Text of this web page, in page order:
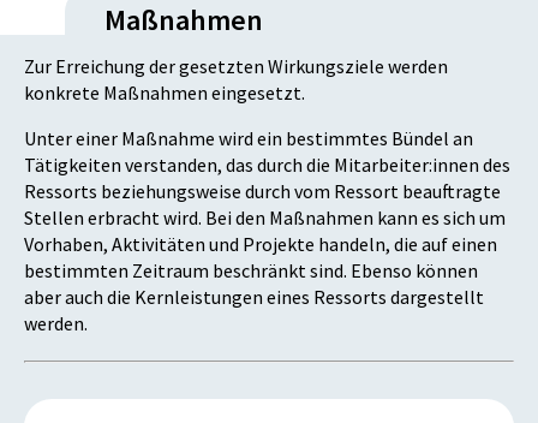
Maßnahmen
Zur Erreichung der gesetzten Wirkungsziele werden
konkrete Maßnahmen eingesetzt.
Unter einer Maßnahme wird ein bestimmtes Bündel an
Tätigkeiten verstanden, das durch die Mitarbeiter:innen des
Ressorts beziehungsweise durch vom Ressort beauftragte
Stellen erbracht wird. Bei den Maßnahmen kann es sich um
Vorhaben, Aktivitäten und Projekte handeln, die auf einen
bestimmten Zeitraum beschränkt sind. Ebenso können
aber auch die Kernleistungen eines Ressorts dargestellt
werden.